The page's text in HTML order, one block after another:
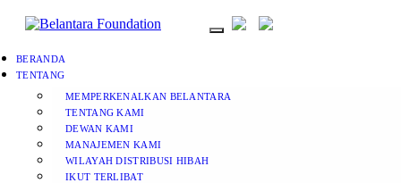
BERANDA
TENTANG
MEMPERKENALKAN BELANTARA
TENTANG KAMI
DEWAN KAMI
MANAJEMEN KAMI
WILAYAH DISTRIBUSI HIBAH
IKUT TERLIBAT